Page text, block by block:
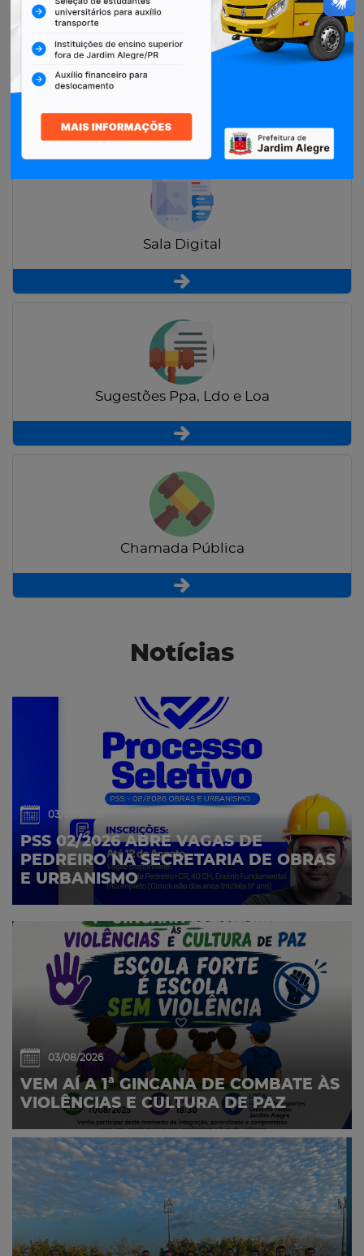
Restituição de Contribuintes
Sala Digital
Sugestões Ppa, Ldo e Loa
Chamada Pública
Notícias
03/08/2026
PSS 02/2026 ABRE VAGAS DE
PEDREIRO NA SECRETARIA DE OBRAS
E URBANISMO
03/08/2026
VEM AÍ A 1ª GINCANA DE COMBATE ÀS
VIOLÊNCIAS E CULTURA DE PAZ